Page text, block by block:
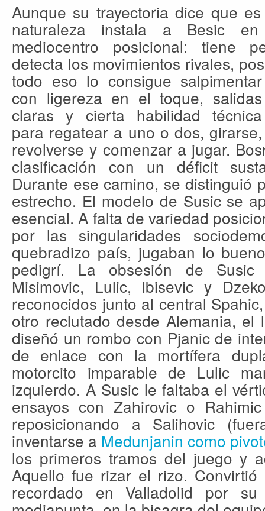
Aunque su trayectoria dice que
naturaleza instala a Besic
mediocentro posicional: tiene
detecta los movimientos rivales,
todo eso lo consigue salpimentar
con ligereza en el toque, salidas
claras y cierta habilidad técnica
para regatear a uno o dos, girarse,
revolverse y comenzar a jugar.
clasificación con un déficit
Durante ese camino, se distinguió
estrecho. El modelo de Susic se
esencial. A falta de variedad
por las singularidades
quebradizo país, jugaban lo
pedigrí. La obsesión de
Misimovic, Lulic, Ibisevic y
reconocidos junto al central
otro reclutado desde Alemania, el
diseñó un rombo con Pjanic de
de enlace con la mortífera
motorcito imparable de Lulic
izquierdo. A Susic le faltaba el
ensayos con Zahirovic o
reposicionando a Salihovic
inventarse a Medunjanin como
los primeros tramos del juego y
Aquello fue rizar el rizo.
recordado en Valladolid por